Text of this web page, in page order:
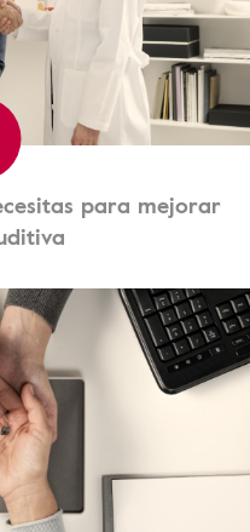
para mejorar